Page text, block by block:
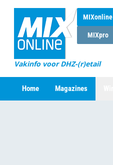
MIXonline
MIXpro
Vakinfo voor DHZ-(r)etail
Home Magazines